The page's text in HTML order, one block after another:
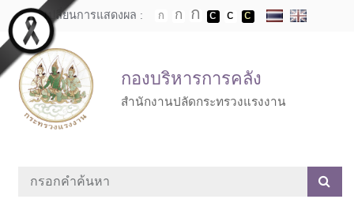
Skip to main content
เปลี่ยนการแสดงผล :
กองบริหารการคลัง
สำนักงานปลัดกระทรวงแรงงาน